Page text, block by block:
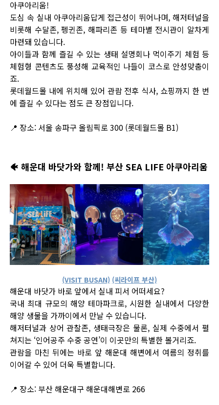
아쿠아리움!
도심 속 실내 아쿠아리움답게 접근성이 뛰어나며, 해저터널을
비롯해 수달존, 펭귄존, 해파리존 등 테마별 전시관이 알차게
마련돼 있습니다.
아이들과 함께 즐길 수 있는 생태 설명회나 먹이주기 체험 등
체험형 콘텐츠도 풍성해 교육적인 나들이 코스로 안성맞춤이
죠.
롯데월드몰 내에 위치해 있어 관람 전후 식사, 쇼핑까지 한 번
에 즐길 수 있다는 점도 큰 장점입니다.
📍 장소: 서울 송파구 올림픽로 300 (롯데월드몰 B1)
🐠 해운대 바닷가와 함께! 부산 SEA LIFE 아쿠아리움
(VISIT BUSAN) (씨라이프 부산)
해운대 바닷가 바로 앞에서 실내 피서 어떠세요?
국내 최대 규모의 해양 테마파크로, 시원한 실내에서 다양한
해양 생물을 가까이에서 만날 수 있습니다.
해저터널과 상어 관찰존, 생태극장은 물론, 실제 수중에서 펼
쳐지는 ‘인어공주 수중 공연’이 이곳만의 특별한 볼거리죠.
관람을 마친 뒤에는 바로 앞 해운대 해변에서 여름의 정취를
이어갈 수 있어 더욱 특별합니다.
📍 장소: 부산 해운대구 해운대해변로 266